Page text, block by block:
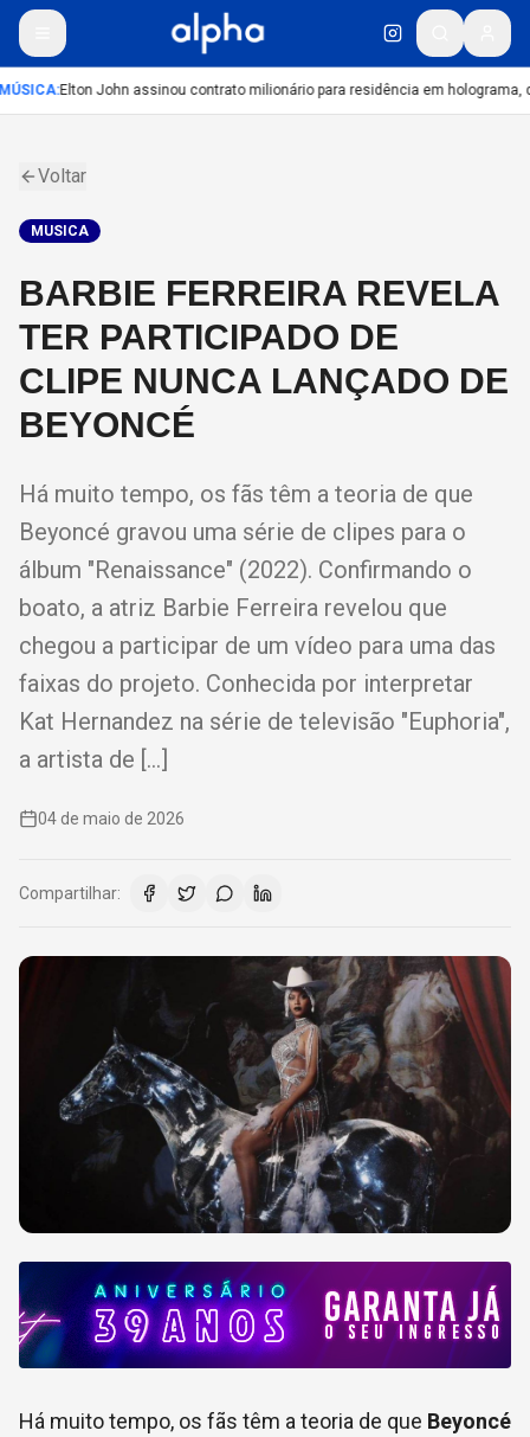
:Elton John assinou contrato milionário para residência em holograma,
Voltar
MUSICA
BARBIE FERREIRA REVELA
TER PARTICIPADO DE
CLIPE NUNCA LANÇADO DE
BEYONCÉ
Há muito tempo, os fãs têm a teoria de que
Beyoncé gravou uma série de clipes para o
álbum "Renaissance" (2022). Confirmando o
boato, a atriz Barbie Ferreira revelou que
chegou a participar de um vídeo para uma das
faixas do projeto. Conhecida por interpretar
Kat Hernandez na série de televisão "Euphoria",
a artista de […]
04 de maio de 2026
Compartilhar:
Há muito tempo, os fãs têm a teoria de que Beyoncé